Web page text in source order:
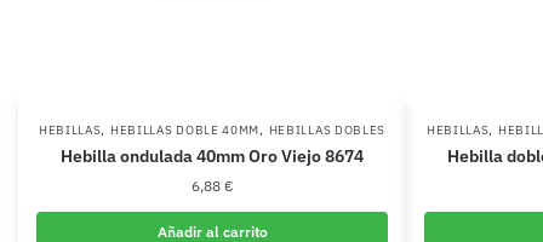
HEBILLAS, HEBILLAS DOBLE 40MM, HEBILLAS DOBLES
Hebilla ondulada 40mm Oro Viejo 8674
6,88 €
Añadir al carrito
HEBILLAS,
Hebilla